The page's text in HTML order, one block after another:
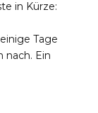
in Kürze:
Tage
nach. Ein